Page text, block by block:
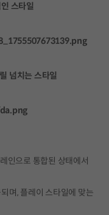
스타일
넘치는 스타일
인으로 통합된 상태에서
며, 플레이 스타일에 맞는